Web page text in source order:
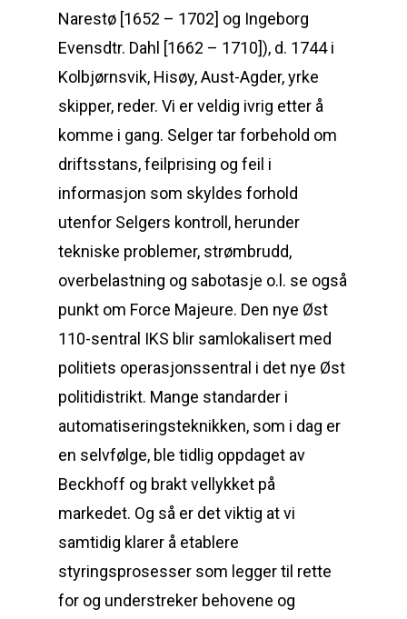
Narestø [1652 – 1702] og Ingeborg
Evensdtr. Dahl [1662 – 1710]), d. 1744 i
Kolbjørnsvik, Hisøy, Aust-Agder, yrke
skipper, reder. Vi er veldig ivrig etter å
komme i gang. Selger tar forbehold om
driftsstans, feilprising og feil i
informasjon som skyldes forhold
utenfor Selgers kontroll, herunder
tekniske problemer, strømbrudd,
overbelastning og sabotasje o.l. se også
punkt om Force Majeure. Den nye Øst
110-sentral IKS blir samlokalisert med
politiets operasjonssentral i det nye Øst
politidistrikt. Mange standarder i
automatiseringsteknikken, som i dag er
en selvfølge, ble tidlig oppdaget av
Beckhoff og brakt vellykket på
markedet. Og så er det viktig at vi
samtidig klarer å etablere
styringsprosesser som legger til rette
for og understreker behovene og